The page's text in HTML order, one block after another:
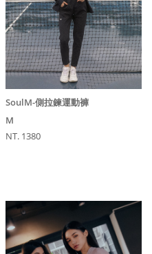
SoulM-側拉鍊運動褲
M
NT. 1380